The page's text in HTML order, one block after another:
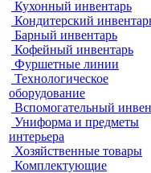
Кухонный инвентарь
Кондитерский
Барный инвентарь
Кофейный инвентарь
Фуршетные линии
Технологическое
оборудование
Вспомогательный
Униформа и предметы
интерьера
Хозяйственные товары
Комплектующие